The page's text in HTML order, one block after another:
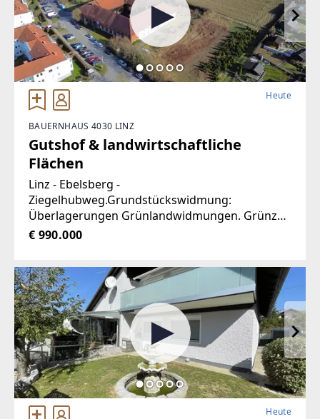
Heute
BAUERNHAUS 4030 LINZ
Gutshof & landwirtschaftliche
Flächen
Linz - Ebelsberg -
Ziegelhubweg.Grundstückswidmung:
Überlagerungen Grünlandwidmungen. Grünzug
und Neuaufforstungsgebiet
Wohneinheiten.Baulichkeiten:Zweigeschoßiger
€ 990.000
Heute